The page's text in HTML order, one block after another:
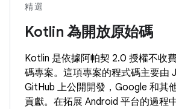
精選
Kotlin 為開放原始碼
Kotlin 是依據阿帕契 2.0 授權不收
碼專案。這項專案的程式碼主要由
GitHub 上公開開發，Google 和其
貢獻。在拓展 Android 平台的過程